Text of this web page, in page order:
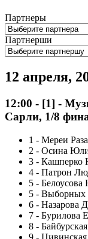
Партнеры
Партнерши
12 апреля,
12:00 - [1] -
Сарли, 1/8
1 - Мереи
2 - Осина
3 - Кашперко
4 - Патрон
5 - Белоусова
5 - Выборных
6 - Назарова
7 - Бурилова
8 -
9 -